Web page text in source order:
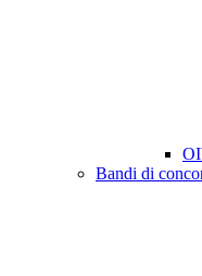
Bandi di